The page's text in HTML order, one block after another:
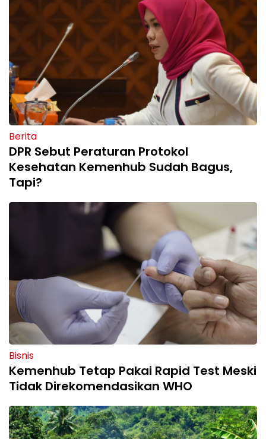
Berita
DPR Sebut Peraturan Protokol
Kesehatan Kemenhub Sudah Bagus,
Tapi?
Bisnis
Kemenhub Tetap Pakai Rapid Test Meski
Tidak Direkomendasikan WHO